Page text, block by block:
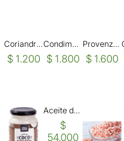
Coriandro molido x 100 grs
$ 1.200
Condimento para ARROZ x 100 grs,
$ 1.800
Provenzal x 100 grs. CUMANA
$ 1.600
Aceite de Coco Virgen- God Bless You x 1 litro
$
54.000